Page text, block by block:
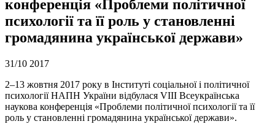
конференція «Проблеми політичної
психології та її роль у становленні
громадянина української держави»
31/10 2017
2–13 жовтня 2017 року в Інституті соціальної і політичної
психології НАПН України відбулася VIII Всеукраїнська
наукова конференція «Проблеми політичної психології та її
роль у становленні громадянина української держави».